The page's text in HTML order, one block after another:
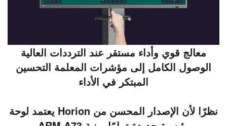
معالج قوي وأداء مستقر عند الترددات العالية
الوصول الكامل إلى مؤشرات المعلمة التحسين
المبتكر في الأداء
نظرًا لأن الإصدار المحسن من Horion يعتمد لوحة